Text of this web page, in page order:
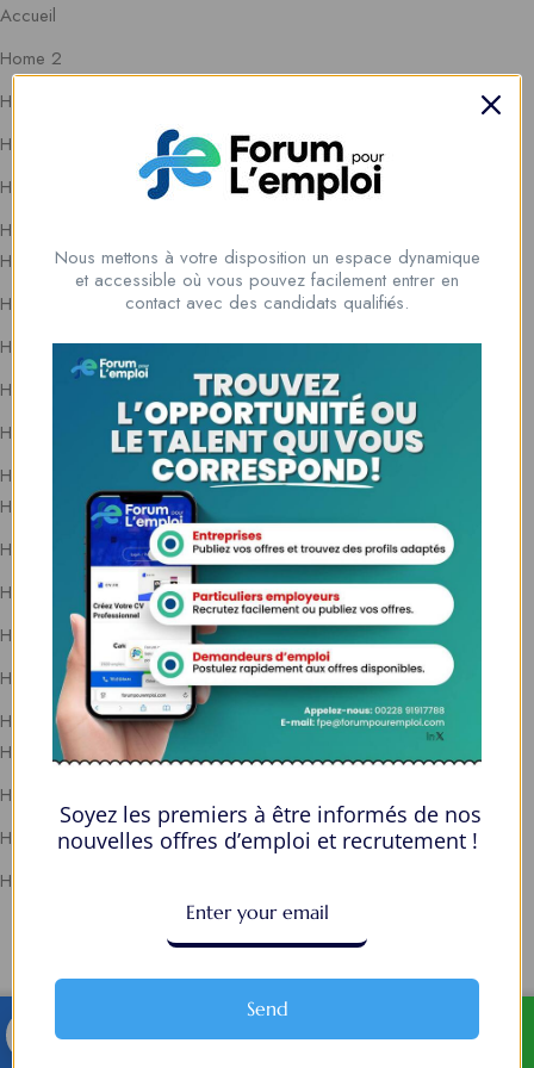
Accueil
Home 2
Home 3
Home 4
Home 5
Home 6
Home 7
Home 8
Home 9
Home 10
Home 11
Home 12
Home 13
Home 14
Home 15
Home 16
Home 17
Home 18
Home 19
Home 20
Home 21
Home 22
Social Media Auto PublishPowered By :
Nous mettons à votre disposition un espace dynamique
et accessible où vous pouvez facilement entrer en
contact avec des candidats qualifiés.
Soyez les premiers à être informés de nos
nouvelles offres d’emploi et recrutement !
Send